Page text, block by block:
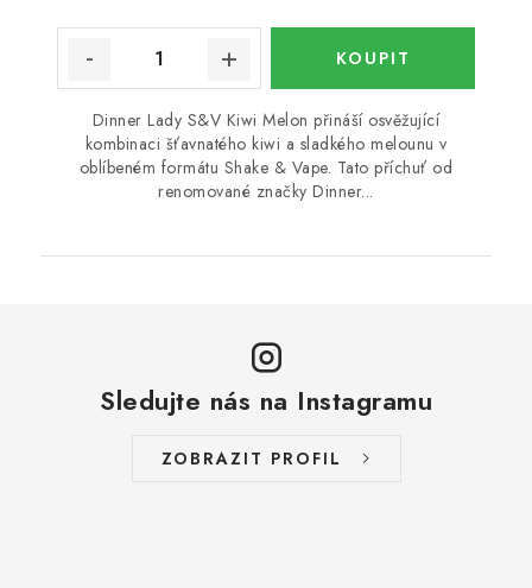
Dinner Lady S&V Kiwi Melon přináší osvěžující
kombinaci šťavnatého kiwi a sladkého melounu v
oblíbeném formátu Shake & Vape. Tato příchuť od
renomované značky Dinner...
Sledujte nás na Instagramu
ZOBRAZIT PROFIL